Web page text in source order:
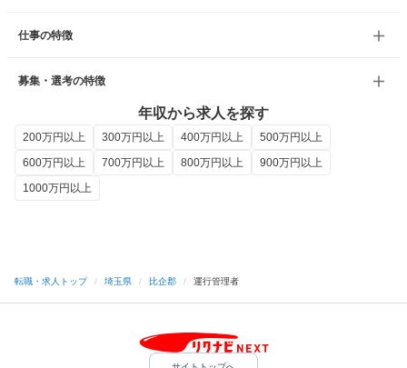
仕事の特徴
募集・選考の特徴
年収から求人を探す
200万円以上 300万円以上 400万円以上
500万円以上
600万円以上
700万円以上 800万円以上
900万円以上
1000万円以上
転職・求人トップ / 埼玉県 / 比企郡 / 運行管理者